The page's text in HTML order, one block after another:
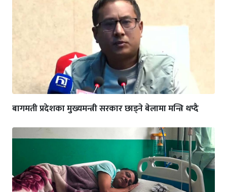
बागमती प्रदेशका मुख्यमन्त्री सरकार छाड्ने बेलामा मन्त्रि थप्दै